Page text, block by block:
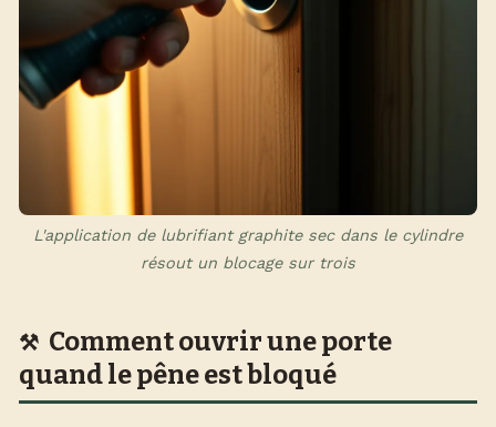
L'application de lubrifiant graphite sec dans le cylindre
résout un blocage sur trois
Comment ouvrir une porte
quand le pêne est bloqué